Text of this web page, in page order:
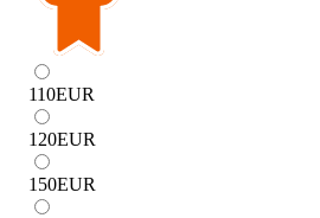
110EUR
120EUR
150EUR